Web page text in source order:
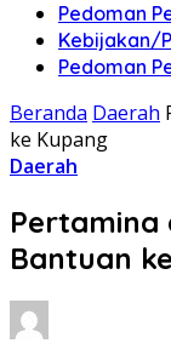
Pedoman
Kebijakan/
Pedoman
Beranda Daerah
ke Kupang
Daerah
Pertamina
Bantuan